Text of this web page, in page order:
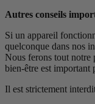
Autres conseils
Si un appareil
quelconque dans nos
Nous ferons tout
bien-être est important
Il est strictement